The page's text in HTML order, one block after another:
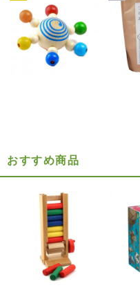
おすすめ商品